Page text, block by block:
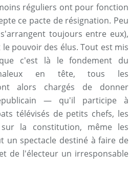
réguliers ont pour fonction
ce pacte de résignation. Peu
toujours entre eux),
pouvoir des élus. Tout est mis
c'est là le fondement du
en tête, tous les
alors chargés de donner
— qu'il participe à
télévisés de petits chefs, les
la constitution, même les
un spectacle destiné à faire de
de l'électeur un irresponsable